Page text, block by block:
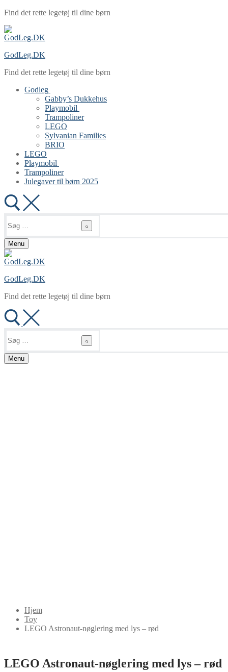
Spring
indhold
Menu
Luk
Find det rette legetøj til dine børn
GodLeg.DK
Find det rette legetøj til dine børn
Godleg
Gabby’s Dukkehus
Playmobil
Trampoliner
LEGO
Sylvanian Families
BRIO
LEGO
Playmobil
Trampoliner
Julegaver til børn 2025
efter:
Menu
GodLeg.DK
Find det rette legetøj til dine børn
efter:
Menu
Hjem
Toy
LEGO Astronaut-nøglering med lys – rød
LEGO Astronaut-nøglering med lys – rød